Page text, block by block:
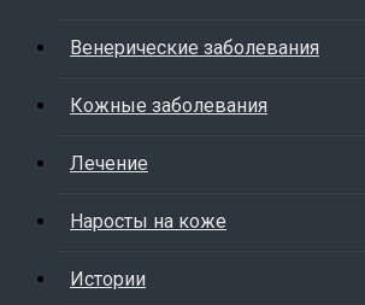
Венерические заболевания
Кожные заболевания
Лечение
Наросты на коже
Истории